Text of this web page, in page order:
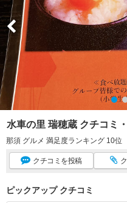
水車の里 瑞穂蔵 クチコミ
那須 グルメ 満足度ランキング 10位
クチコミ を投稿
ピックアップ クチコミ